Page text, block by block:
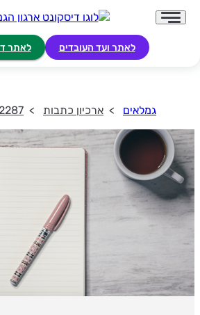
לאתר ועד העובדים לאתר
גמלאים ארכיון כתבות